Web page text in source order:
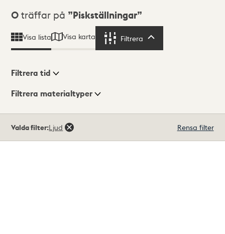
Sökresultat
0 träffar på Piskställningar
Visa lista Visa karta Filtrera
Visningsläge
Filtrera tid
Filtrera materialtyper
träffar
Valda filter:Ljud Rensa filter